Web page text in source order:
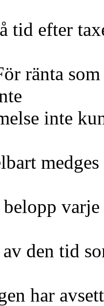
tid efter
ränta
inte
av den tid
har